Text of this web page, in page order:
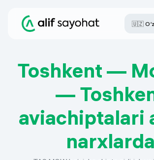
🇺🇿
Toshkent —
—
aviachiptalari
narxlarda